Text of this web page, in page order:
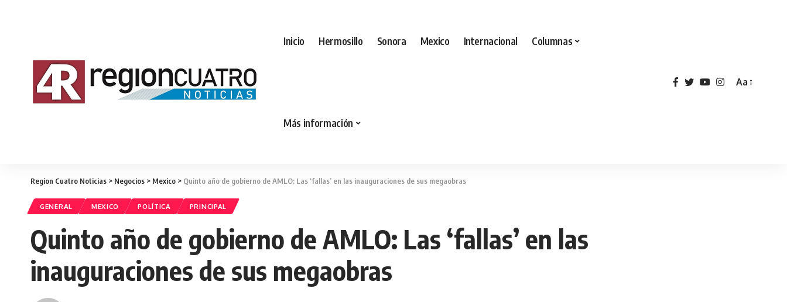
Inicio Hermosillo Sonora Mexico Internacional Columnas
Más información
Aa
Region Cuatro Noticias > Negocios > Mexico > Quinto año de gobierno de AMLO: Las ‘fallas’ en las inauguraciones de sus megaobras
GENERAL MEXICO POLÍTICA PRINCIPAL
Quinto año de gobierno de AMLO: Las ‘fallas’ en las
inauguraciones de sus megaobras